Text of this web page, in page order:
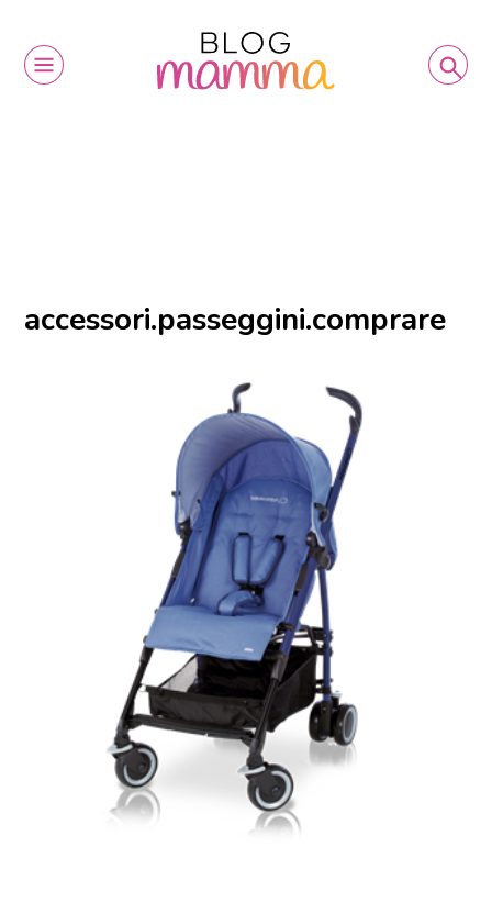
accessori.passeggini.comprare